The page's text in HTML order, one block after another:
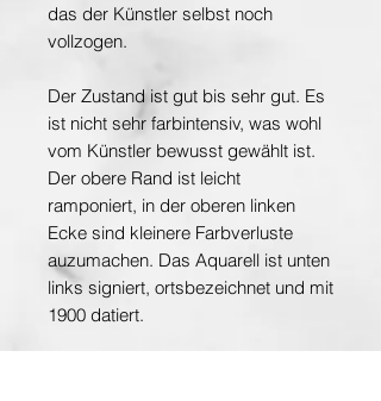
das der Künstler selbst noch
vollzogen.
Der Zustand ist gut bis sehr gut. Es
ist nicht sehr farbintensiv, was wohl
vom Künstler bewusst gewählt ist.
Der obere Rand ist leicht
ramponiert, in der oberen linken
Ecke sind kleinere Farbverluste
auzumachen. Das Aquarell ist unten
links signiert, ortsbezeichnet und mit
1900 datiert.